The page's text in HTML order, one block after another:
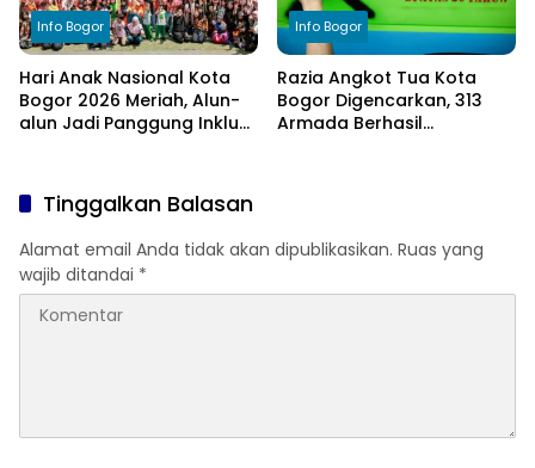
Info Bogor
Hari Anak Nasional Kota
Bogor 2026 Meriah, Alun-
alun Jadi Panggung Inklusi
Info Bogor
Razia Angkot Tua Kota
Bogor Digencarkan, 313
Armada Berhasil
Tinggalkan Balasan
Alamat email Anda tidak akan dipublikasikan. Ruas yang
wajib ditandai *